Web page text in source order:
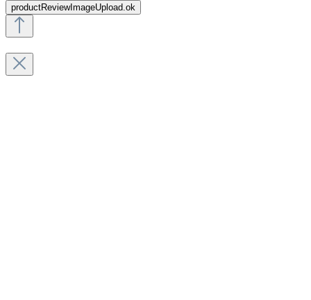
productReviewImageUpload.ok